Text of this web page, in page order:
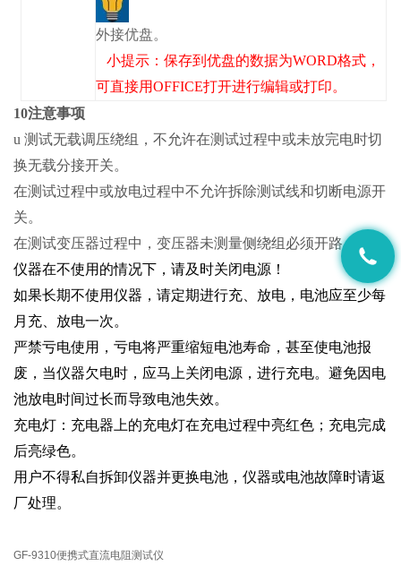
外接优盘。
小提示：保存到优盘的数据为WORD格式，
可直接用OFFICE打开进行编辑或打印。
10注意事项
u 测试无载调压绕组，不允许在测试过程中或未放完电时切
换无载分接开关。
在测试过程中或放电过程中不允许拆除测试线和切断电源开
关。
在测试变压器过程中，变压器未测量侧绕组必须开路。
仪器在不使用的情况下，请及时关闭电源！
如果长期不使用仪器，请定期进行充、放电，电池应至少每
月充、放电一次。
严禁亏电使用，亏电将严重缩短电池寿命，甚至使电池报
废，当仪器欠电时，应马上关闭电源，进行充电。避免因电
池放电时间过长而导致电池失效。
充电灯：充电器上的充电灯在充电过程中亮红色；充电完成
后亮绿色。
用户不得私自拆卸仪器并更换电池，仪器或电池故障时请返
厂处理。
GF-9310便携式直流电阻测试仪